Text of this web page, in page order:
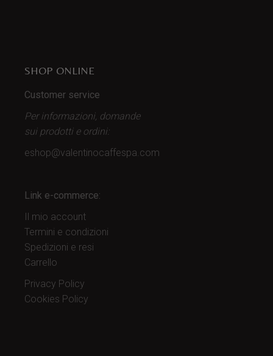
SHOP ONLINE
Customer service
Per informazioni, domande
sui prodotti e ordini:
eshop@valentinocaffespa.com
Link e-commerce:
Il mio account
Termini e condizioni
Spedizioni e resi
Carrello
Privacy Policy
Cookies Policy